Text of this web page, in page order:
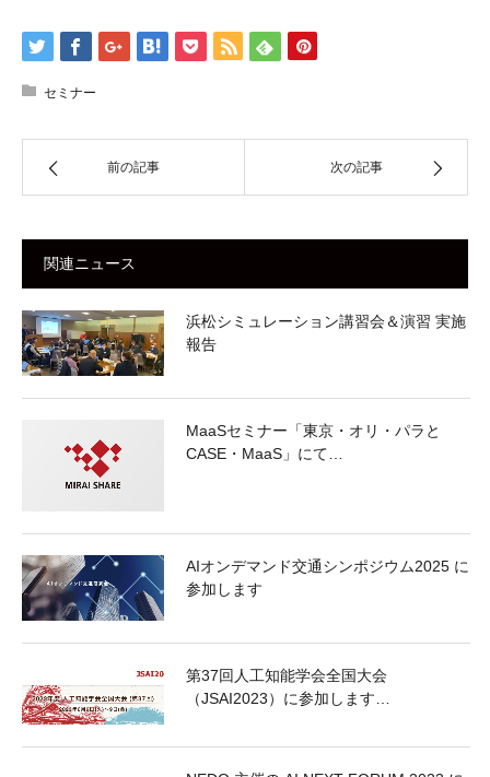
セミナー
前の記事 次の記事
関連ニュース
浜松シミュレーション講習会＆演習 実施
報告
MaaSセミナー「東京・オリ・パラと
CASE・MaaS」にて…
AIオンデマンド交通シンポジウム2025 に
参加します
第37回人工知能学会全国大会
（JSAI2023）に参加します…